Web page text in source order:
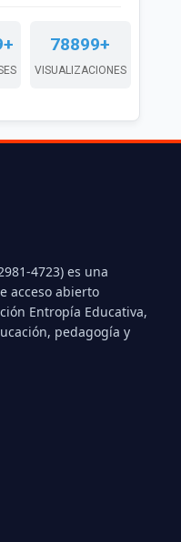
78899+
VISUALIZACIONES
4723) es una
acceso abierto
Entropía Educativa,
pedagogía y